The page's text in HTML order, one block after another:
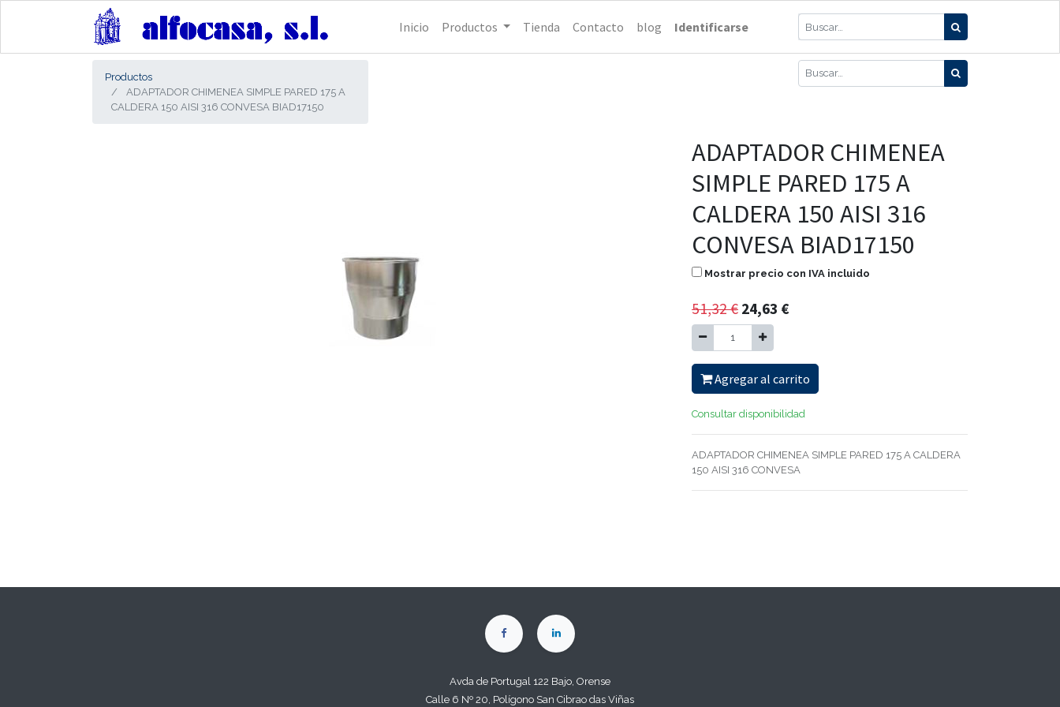
Inicio Productos Tienda Contacto blog Identificarse
Productos
ADAPTADOR CHIMENEA SIMPLE PARED 175 A
CALDERA 150 AISI 316 CONVESA BIAD17150
ADAPTADOR CHIMENEA
SIMPLE PARED 175 A
CALDERA 150 AISI 316
CONVESA BIAD17150
Mostrar precio con IVA incluido
51,32€ 24,63 €
Agregar al carrito
Consultar disponibilidad
ADAPTADOR CHIMENEA SIMPLE PARED 175 A CALDERA
150 AISI 316 CONVESA
Avda de Portugal 122 Bajo, Orense
Calle 6 Nº 20, Polígono San Cibrao das Viñas